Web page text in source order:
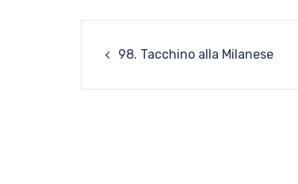
Post
navigation
98. Tacchino alla Milanese